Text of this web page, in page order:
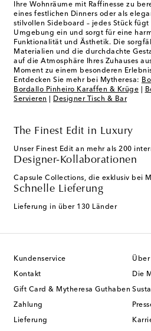
Ihre Wohnräume mit Raffinesse zu
eines festlichen Dinners oder als
stilvollen Sideboard – jedes Stück fügt
Umgebung ein und sorgt für eine
Funktionalität und Ästhetik. Die
Materialien und die durchdachte
auf die Atmosphäre Ihres Zuhauses
Moment zu einem besonderen
Entdecken Sie mehr bei Mytheresa:
Bordallo Pinheiro Karaffen & Krüge
Servieren
Designer Tisch & Bar
The Finest Edit in Luxury
Unser Finest Edit an mehr als 200
Designer-Kollaborationen
Capsule Collections, die exklusiv bei
Schnelle Lieferung
Lieferung in über 130 Länder
Kundenservice
Kontakt
Gift Card & Mytheresa Guthaben
Zahlung
Lieferung
Über
Die